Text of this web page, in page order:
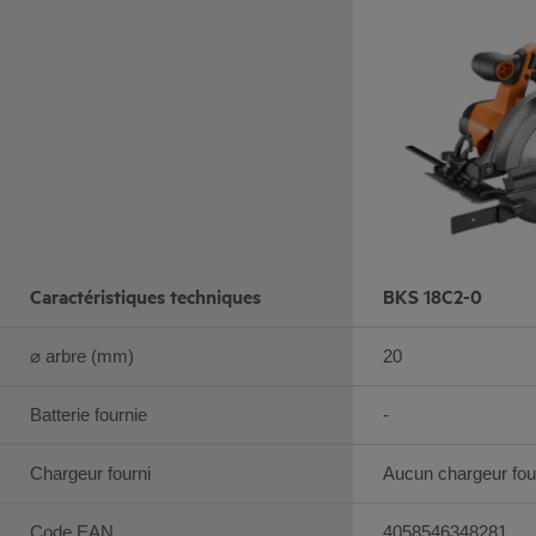
Caractéristiques techniques
⌀ arbre (mm)
Batterie fournie
Chargeur fourni
Code EAN
BKS 18C2-0
20
-
Aucun chargeur
4058546348281